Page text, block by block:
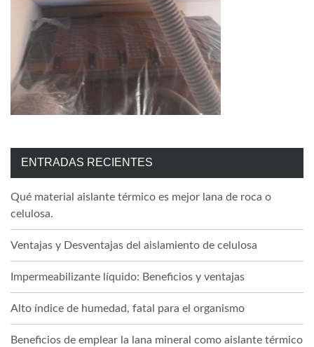
ENTRADAS RECIENTES
Qué material aislante térmico es mejor lana de roca o
celulosa.
Ventajas y Desventajas del aislamiento de celulosa
Impermeabilizante líquido: Beneficios y ventajas
Alto índice de humedad, fatal para el organismo
Beneficios de emplear la lana mineral como aislante térmico